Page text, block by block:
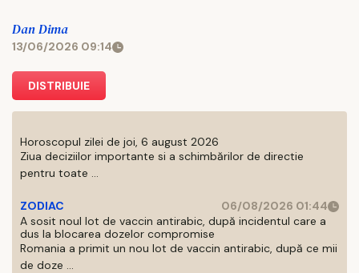
Dan Dima
13/06/2026 09:14
DISTRIBUIE
Horoscopul zilei de joi, 6 august 2026
Ziua deciziilor importante si a schimbărilor de directie
pentru toate ...
ZODIAC
06/08/2026 01:44
A sosit noul lot de vaccin antirabic, după incidentul care a
dus la blocarea dozelor compromise
Romania a primit un nou lot de vaccin antirabic, după ce mii
de doze ...